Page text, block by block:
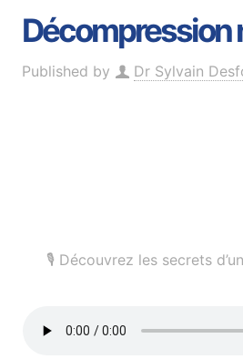
Décompression
Published by Dr Sylvain
🎙️ Découvrez les secrets